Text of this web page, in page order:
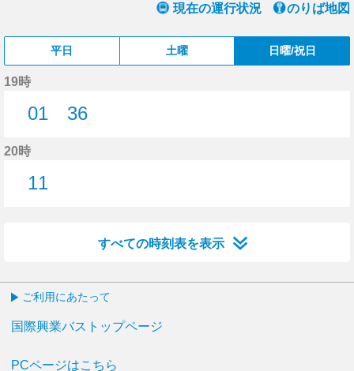
現在の運行状況 のりば地図
平日 土曜 日曜/祝日
19時
01
36
20時
11
すべての時刻表を表示
ご利用にあたって
国際興業バストップページ
PCページはこちら